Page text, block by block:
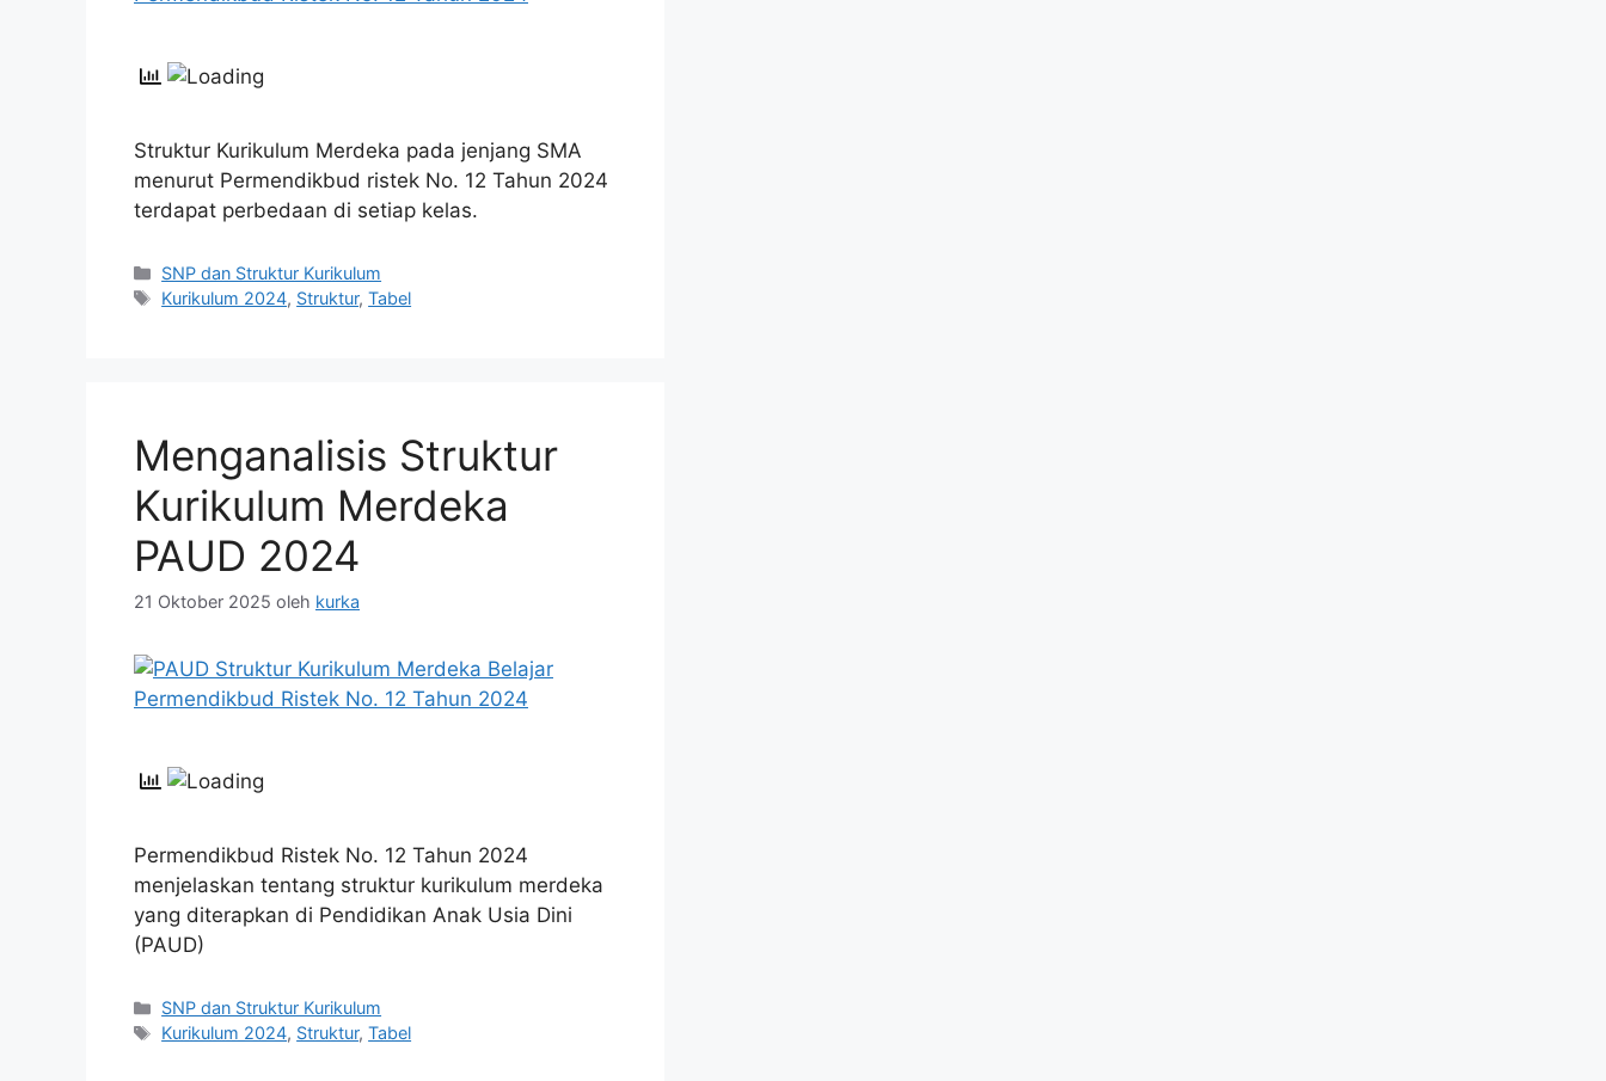
Struktur Kurikulum Merdeka pada jenjang SMA
menurut Permendikbud ristek No. 12 Tahun 2024
terdapat perbedaan di setiap kelas.
Kategori
SNP dan Struktur Kurikulum
Tag
Kurikulum 2024, Struktur,Tabel
Menganalisis Struktur
Kurikulum Merdeka
PAUD 2024
21 Oktober 2025 oleh kurka
Permendikbud Ristek No. 12 Tahun 2024
menjelaskan tentang struktur kurikulum merdeka
yang diterapkan di Pendidikan Anak Usia Dini
(PAUD)
Kategori
SNP dan Struktur Kurikulum
Tag
Kurikulum 2024, Struktur,Tabel